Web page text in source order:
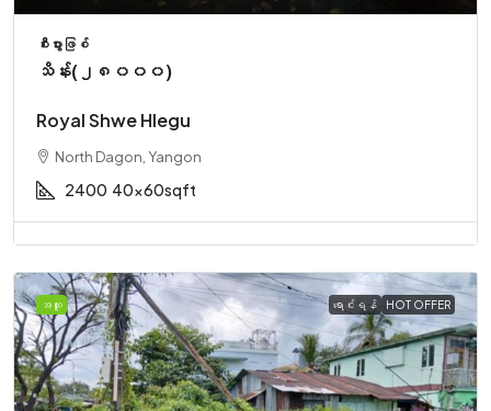
စီးပွားဖြစ်
သိန်း(၂၈၀၀၀)
Royal Shwe Hlegu
North Dagon, Yangon
2400 40x60sqft
အထူး ရောင်းရန် HOT OFFER